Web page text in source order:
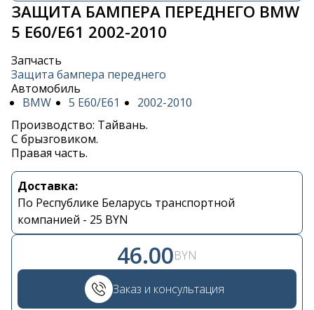
ЗАЩИТА БАМПЕРА ПЕРЕДНЕГО BMW
5 E60/E61 2002-2010
Запчасть
Защита бампера переднего
Автомобиль
BMW
5 E60/E61
2002-2010
Производство: Тайвань.
С брызговиком.
Правая часть.
Доставка:
По Республике Беларусь транспортной
компанией - 25 BYN
46.00BYN
Заказ и консультация
Контакты
Viber